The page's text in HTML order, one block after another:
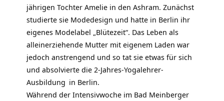
jährigen Tochter Amelie in den Ashram. Zunächst
studierte sie Modedesign und hatte in Berlin ihr
eigenes Modelabel „Blütezeit“. Das Leben als
alleinerziehende Mutter mit eigenem Laden war
jedoch anstrengend und so tat sie etwas für sich
und absolvierte die 2-Jahres-Yogalehrer-
Ausbildung in Berlin.
Während der Intensivwoche im Bad Meinberger